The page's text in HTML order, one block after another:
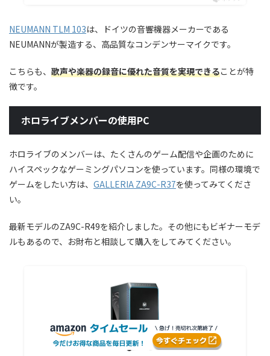
NEUMANN TLM 103は、ドイツの音響機器メーカーである
NEUMANNが製造する、高品質なコンデンサーマイクです。
こちらも、 歌声や楽器の録音に優れた音質を実現できることが特
徴です。
ホロライブメンバーの使用PC
ホロライブのメンバーは、たくさんのゲーム配信や企画のために
ハイスペックなゲーミングパソコンを使っています。同様の環境で
ゲームをしたい方は、 GALLERIA ZA9C-R37を使ってみてくださ
い。
最新モデルのZA9C-R49を紹介しました。その他にもビギナーモデ
ルもあるので、お財布と相談して購入をしてみてください。